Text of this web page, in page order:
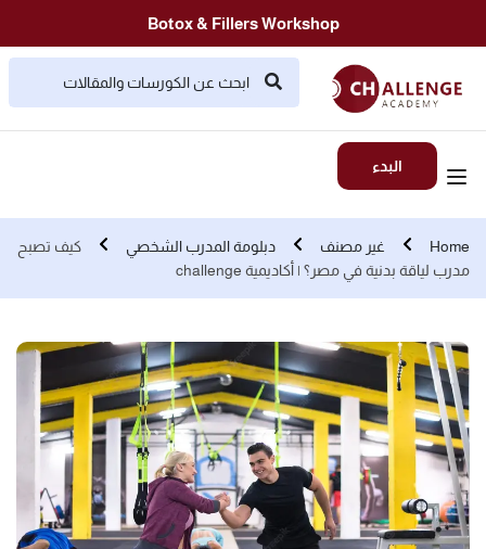
Botox & Fillers Workshop
البدء
Home غير مصنف دبلومة المدرب الشخصي
كيف تصبح
مدرب لياقة بدنية في مصر؟ | أكاديمية challenge